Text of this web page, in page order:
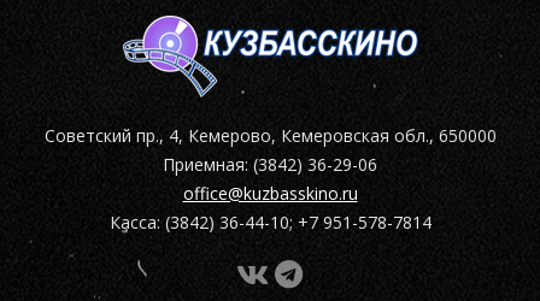
Советский пр., 4, Кемерово, Кемеровская обл., 650000
Приемная: (3842) 36-29-06
office@kuzbasskino.ru
Касса: (3842) 36-44-10; +7 951-578-7814